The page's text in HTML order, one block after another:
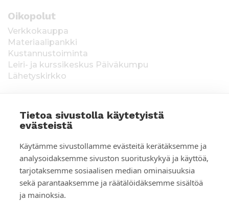
Tietoa sivustolla käytetyistä
evästeistä
Käytämme sivustollamme evästeitä kerätäksemme ja
analysoidaksemme sivuston suorituskykyä ja käyttöä,
tarjotaksemme sosiaalisen median ominaisuuksia
sekä parantaaksemme ja räätälöidäksemme sisältöä
ja mainoksia.
Oikopolut
Verkkokauppa
Materiaalipankki
Kustannustoiminta
Leiri- ja kurssikeskus Päiväkumpu
Lähetyskirkko
voimassa toistaiseksi 1.1.2021 alkaen, myönnetty
1.12.2020, Poliisihallitus. Ahvenanmaa ÅLR
2025/5437, voimassa 1.1.–31.12.2026, myönnetty
28.8.2025 Ahvenanmaan maakuntahallitus. Kerätyt
varat käytetään Suomen Lähetysseuran